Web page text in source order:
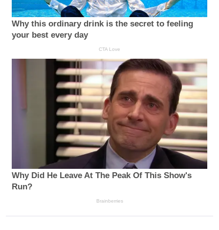
Why this ordinary drink is the secret to feeling
your best every day
CTA Love
Why Did He Leave At The Peak Of This Show's
Run?
Brainberries